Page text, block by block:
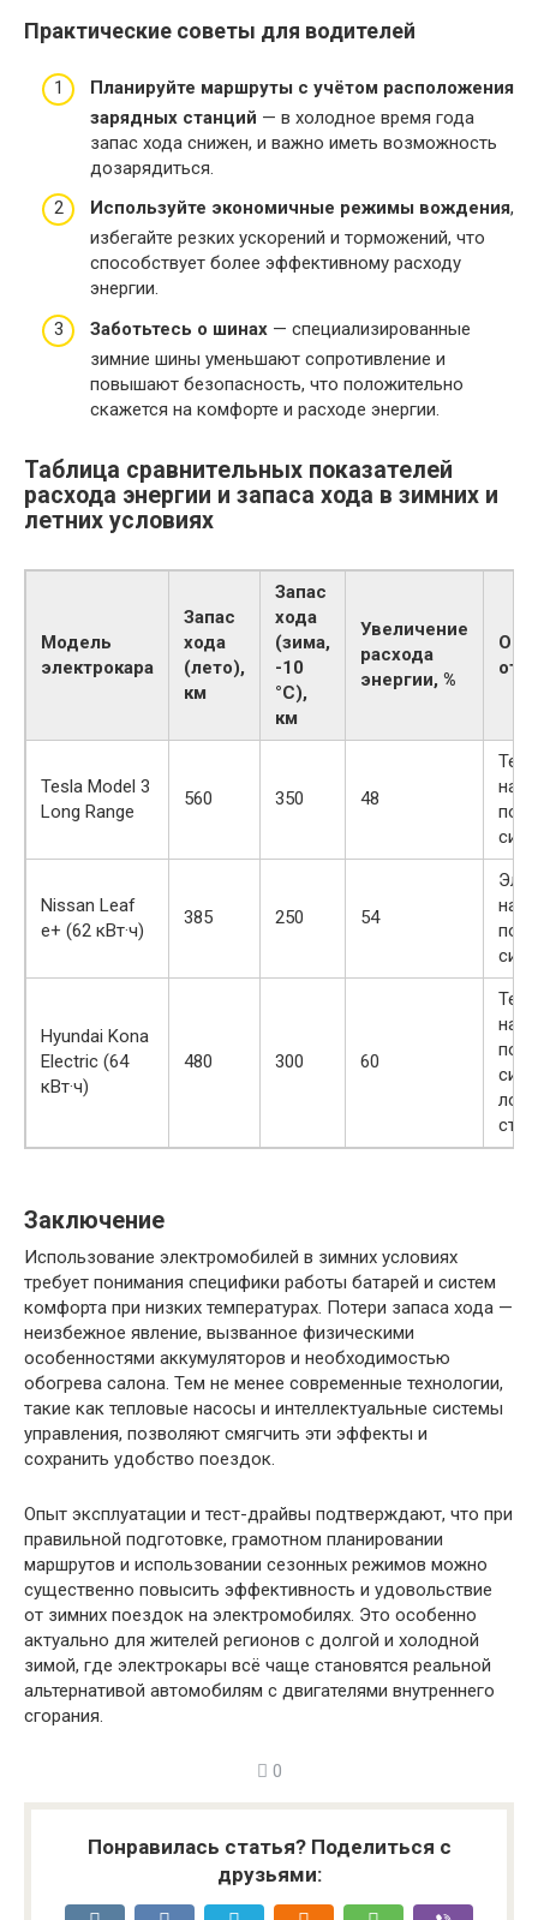
Практические советы для водителей
Планируйте маршруты с учётом расположения
зарядных станций — в холодное время года
запас хода снижен, и важно иметь возможность
дозарядиться.
Используйте экономичные режимы вождения,
избегайте резких ускорений и торможений, что
способствует более эффективному расходу
энергии.
Заботьтесь о шинах — специализированные
зимние шины уменьшают сопротивление и
повышают безопасность, что положительно
скажется на комфорте и расходе энергии.
Таблица сравнительных показателей
расхода энергии и запаса хода в зимних и
летних условиях
Модель
электрокара
Запас
хода
(лето),
км
Запас
хода
(зима,
-10
°C),
км
Увеличение
расхода
энергии, %
Tesla Model 3
Long Range
560 350 48
Nissan Leaf
e+ (62 кВт·ч)
385 250 54
Hyundai Kona
Electric (64
кВт·ч)
480 300 60
Заключение
Использование электромобилей в зимних условиях
требует понимания специфики работы батарей и систем
комфорта при низких температурах. Потери запаса хода —
неизбежное явление, вызванное физическими
особенностями аккумуляторов и необходимостью
обогрева салона. Тем не менее современные технологии,
такие как тепловые насосы и интеллектуальные системы
управления, позволяют смягчить эти эффекты и
сохранить удобство поездок.
Опыт эксплуатации и тест-драйвы подтверждают, что при
правильной подготовке, грамотном планировании
маршрутов и использовании сезонных режимов можно
существенно повысить эффективность и удовольствие
от зимних поездок на электромобилях. Это особенно
актуально для жителей регионов с долгой и холодной
зимой, где электрокары всё чаще становятся реальной
альтернативой автомобилям с двигателями внутреннего
сгорания.
0
Понравилась статья? Поделиться с
друзьями: